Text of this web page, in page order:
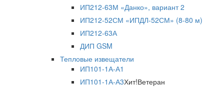
ИП212-63М «Данко», вариант 2
ИП212-52СМ «ИПДЛ-52СМ» (8-80 м)
ИП212-63А
ДИП GSM
Тепловые извещатели
ИП101-1А-А1
ИП101-1А-А3Хит!Ветеран